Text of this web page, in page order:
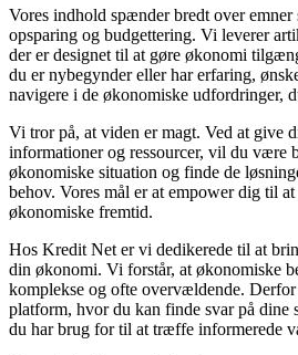
Vores indhold spænder bredt over emner
opsparing og budgettering. Vi leverer
der er designet til at gøre økonomi
du er nybegynder eller har erfaring,
navigere i de økonomiske udfordringer,
Vi tror på, at viden er magt. Ved at give
informationer og ressourcer, vil du være
økonomiske situation og finde de
behov. Vores mål er at empower dig til
økonomiske fremtid.
Hos Kredit Net er vi dedikerede til at
din økonomi. Vi forstår, at økonomiske
komplekse og ofte overvældende.
platform, hvor du kan finde svar på dine
du har brug for til at træffe informerede